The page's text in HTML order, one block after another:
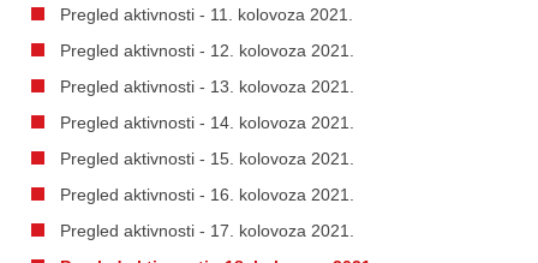
Pregled aktivnosti - 11. kolovoza 2021.
Pregled aktivnosti - 12. kolovoza 2021.
Pregled aktivnosti - 13. kolovoza 2021.
Pregled aktivnosti - 14. kolovoza 2021.
Pregled aktivnosti - 15. kolovoza 2021.
Pregled aktivnosti - 16. kolovoza 2021.
Pregled aktivnosti - 17. kolovoza 2021.